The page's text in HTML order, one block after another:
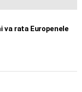
va rata Europenele